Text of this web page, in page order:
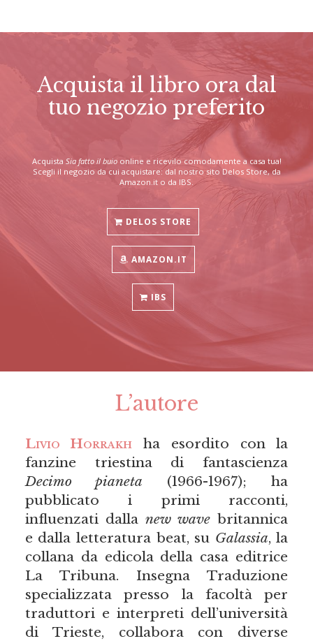
Acquista il libro ora dal
tuo negozio preferito
Acquista Sia fatto il buioonline e ricevilo comodamente a casa tua!
Scegli il negozio da cui acquistare: dal nostro sito Delos Store, da
Amazon.it o da IBS.
DELOS STORE
AMAZON.IT
IBS
L’autore
Livio Horrakh ha esordito con la
fanzine triestina di fantascienza
Decimo pianeta (1966-1967); ha
pubblicato i primi racconti,
influenzati dalla new wave britannica
e dalla letteratura beat, su Galassia, la
collana da edicola della casa editrice
La Tribuna. Insegna Traduzione
specializzata presso la facoltà per
traduttori e interpreti dell’università
di Trieste, collabora con diverse